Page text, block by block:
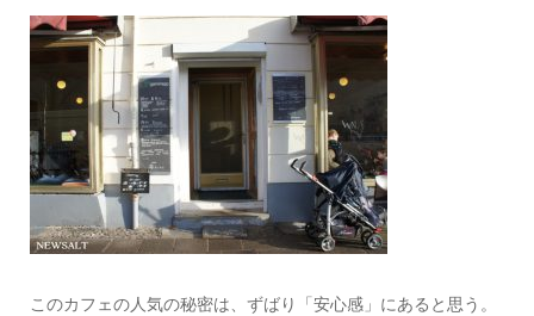
このカフェの人気の秘密は、ずばり「安心感」にあると思う。